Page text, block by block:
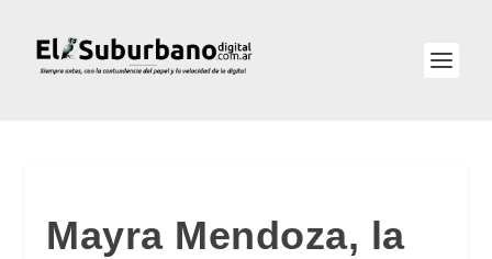
Mayra Mendoza, la